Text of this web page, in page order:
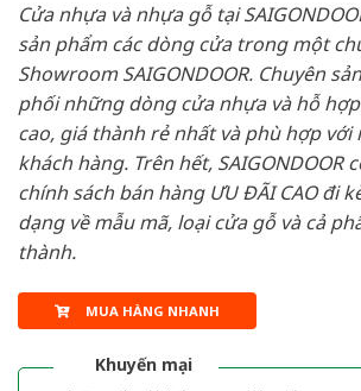
Cửa nhựa và nhựa gỗ tại
sản phẩm các dòng cửa trong một
Showroom SAIGONDOOR. Chuyên
phối những dòng cửa nhựa và hỗ
cao, giá thành rẻ nhất và phù hợp với
khách hàng. Trên hết, SAIGONDOOR
chính sách bán hàng ƯU ĐÃI CAO đi
dạng về mẫu mã, loại cửa gỗ và cả
thành.
MUA HÀNG NHANH
Khuyến mại